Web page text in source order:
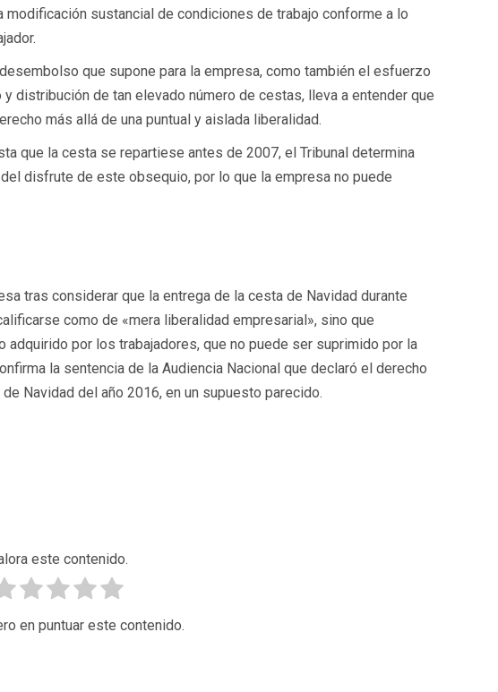
sustancial de condiciones de trabajo conforme a lo
que supone para la empresa, como también el esfuerzo
distribución de tan elevado número de cestas, lleva a entender que
más allá de una puntual y aislada liberalidad.
que la cesta se repartiese antes de 2007, el Tribunal determina
disfrute de este obsequio, por lo que la empresa no puede
tras considerar que la entrega de la cesta de Navidad durante
como de «mera liberalidad empresarial», sino que
por los trabajadores, que no puede ser suprimido por la
la sentencia de la Audiencia Nacional que declaró el derecho
Navidad del año 2016, en un supuesto parecido.
este contenido.
en puntuar este contenido.